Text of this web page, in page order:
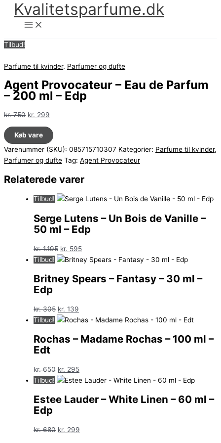
Kvalitetsparfume.dk
Tilbud!
Parfume til kvinder, Parfumer og dufte
Agent Provocateur – Eau de Parfum
– 200 ml – Edp
kr.750 Den
oprindelige
pris
var:
kr. 750.
kr. 299
pris
er:
kr. 299.
Køb vare
Varenummer (SKU): 085715710307 Kategorier: Parfume til kvinder,
Parfumer og dufte Tag: Agent Provocateur
Relaterede varer
Tilbud!
Serge Lutens – Un Bois de Vanille –
50 ml – Edp
kr.1.195 Den
oprindelige
var:
kr. 595Den
aktuelle
er:
Tilbud!
Britney Spears – Fantasy – 30 ml –
Edp
kr.305 Den
oprindelige
var:
kr. 139
aktuelle
er:
Tilbud!
Rochas – Madame Rochas – 100 ml –
Edt
kr.650 Den
oprindelige
var:
kr. 295Den
aktuelle
er:
Tilbud!
Estee Lauder – White Linen – 60 ml –
Edp
kr.680 Den
kr. 299